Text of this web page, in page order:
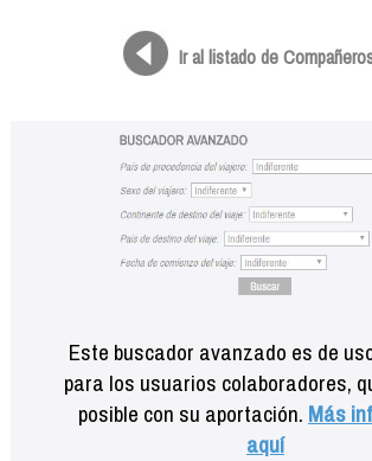
Ir al listado de
Este buscador avanzado es de
para los usuarios colaboradores,
posible con su aportación. Más
aquí